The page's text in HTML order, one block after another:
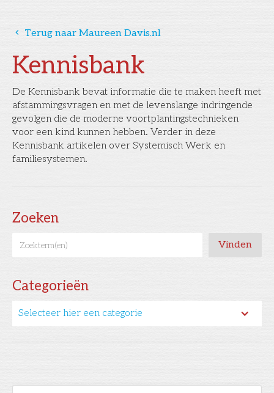
Kennisbank
De Kennisbank bevat informatie die te maken heeft met
afstammingsvragen en met de levenslange indringende
gevolgen die de moderne voortplantingstechnieken
voor een kind kunnen hebben. Verder in deze
Kennisbank artikelen over Systemisch Werk en
familiesystemen.
Zoeken
Categorieën
Selecteer hier een categorie
󰅁 Terug naar Maureen Davis.nl